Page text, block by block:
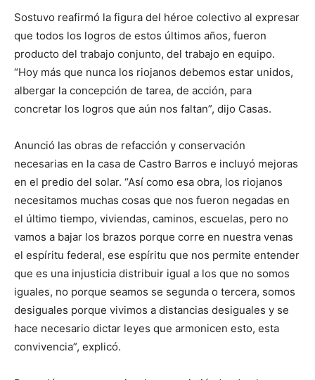
Sostuvo reafirmó la figura del héroe colectivo al expresar
que todos los logros de estos últimos años, fueron
producto del trabajo conjunto, del trabajo en equipo.
“Hoy más que nunca los riojanos debemos estar unidos,
albergar la concepción de tarea, de acción, para
concretar los logros que aún nos faltan”, dijo Casas.
Anunció las obras de refacción y conservación
necesarias en la casa de Castro Barros e incluyó mejoras
en el predio del solar. “Así como esa obra, los riojanos
necesitamos muchas cosas que nos fueron negadas en
el último tiempo, viviendas, caminos, escuelas, pero no
vamos a bajar los brazos porque corre en nuestra venas
el espíritu federal, ese espíritu que nos permite entender
que es una injusticia distribuir igual a los que no somos
iguales, no porque seamos se segunda o tercera, somos
desiguales porque vivimos a distancias desiguales y se
hace necesario dictar leyes que armonicen esto, esta
convivencia”, explicó.